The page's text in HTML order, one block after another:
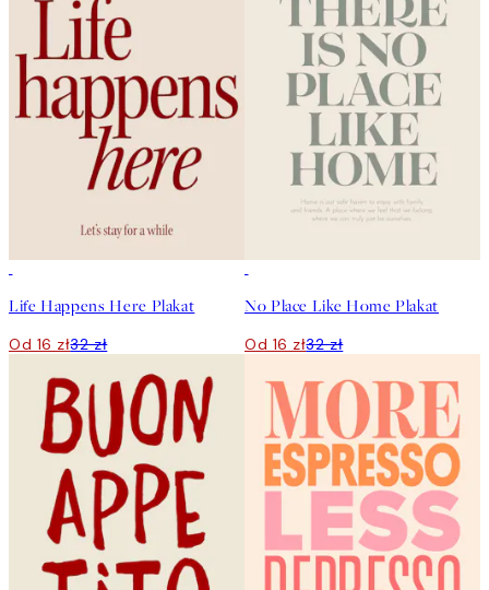
Life Happens Here Plakat
Od 16 zł32 zł
No Place Like Home Plakat
Od 16 zł32 zł